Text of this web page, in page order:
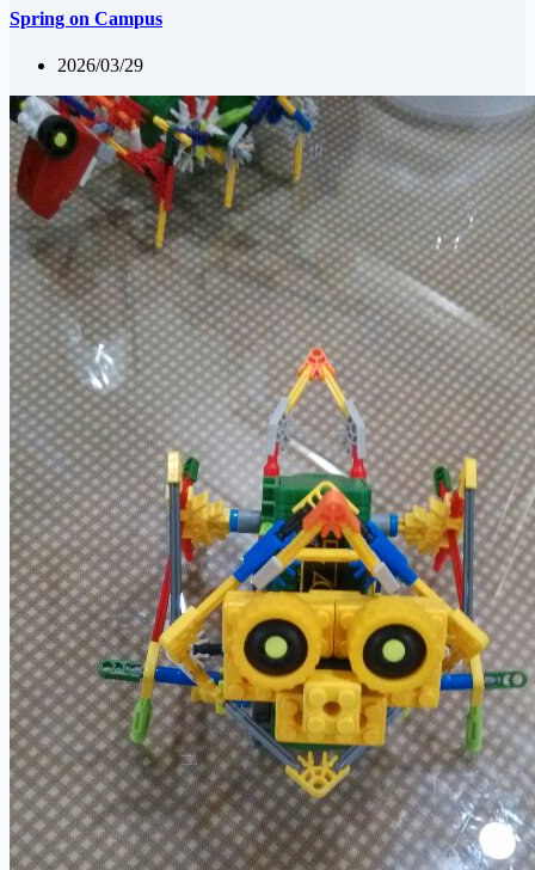
Spring on Campus
2026/03/29